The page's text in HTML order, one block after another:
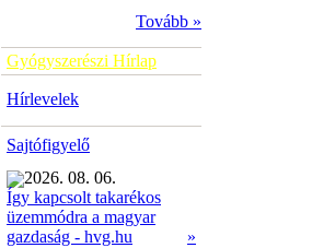
Tovább »
Gyógyszerészi Hírlap
Hírlevelek
Sajtófigyelő
2026. 08. 06.
Így kapcsolt takarékos
üzemmódra a magyar
gazdaság - hvg.hu
»